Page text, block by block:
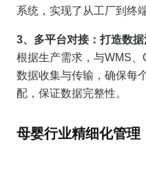
系统，实现了从工厂到终
3、多平台对接：打造数
根据生产需求，与WMS
数据收集与传输，确保每
配，保证数据完整性。
母婴行业精细化管理